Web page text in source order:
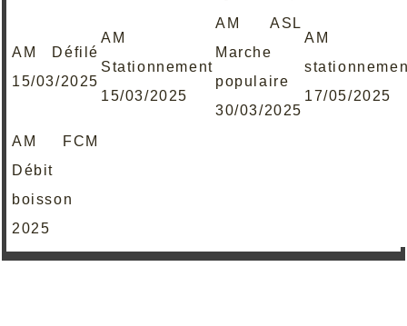
AM Défilé
15/03/2025
AM
Stationnement
15/03/2025
AM ASL
Marche
populaire
30/03/2025
AM
17/05/2025
AM FCM
Débit
boisson
2025